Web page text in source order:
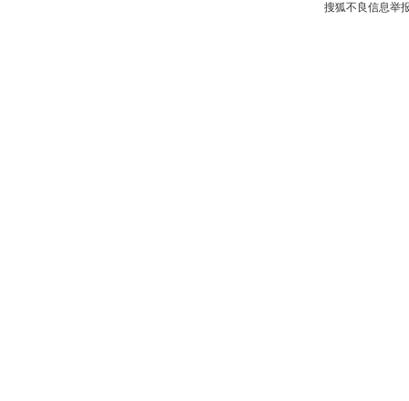
搜狐不良信息举